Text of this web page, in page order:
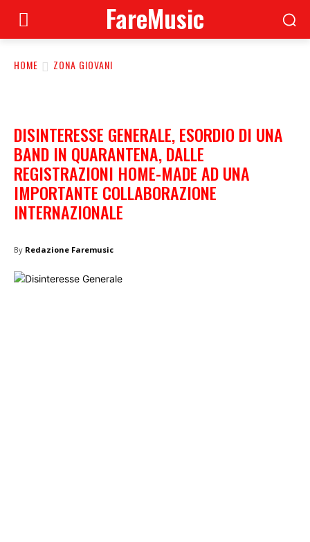
FareMusic
HOME ZONA GIOVANI
DISINTERESSE GENERALE, ESORDIO DI UNA
BAND IN QUARANTENA, DALLE
REGISTRAZIONI HOME-MADE AD UNA
IMPORTANTE COLLABORAZIONE
INTERNAZIONALE
By Redazione Faremusic